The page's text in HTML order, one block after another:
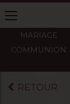
MARIAGE
COMMUNION
RETOUR